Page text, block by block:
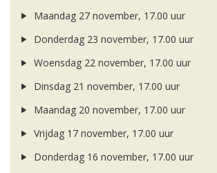
Maandag 27 november, 17.00 uur
Donderdag 23 november, 17.00 uur
Woensdag 22 november, 17.00 uur
Dinsdag 21 november, 17.00 uur
Maandag 20 november, 17.00 uur
Vrijdag 17 november, 17.00 uur
Donderdag 16 november, 17.00 uur